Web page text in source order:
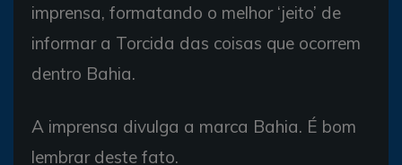
imprensa, formatando o melhor ‘jeito’ de
informar a Torcida das coisas que ocorrem
dentro Bahia.
A imprensa divulga a marca Bahia. É bom
lembrar deste fato.